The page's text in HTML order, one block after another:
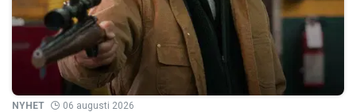
NYHET 06 augusti 2026